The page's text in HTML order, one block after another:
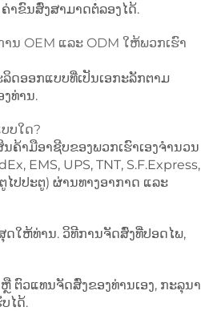
າຂົນສົ່ງສາມາດຕໍ່ລອງໄດ້.
ນ OEM ແລະ ODM ໃຫ້ພວກເຮົາ
ດອອກແບບທີ່ເປັນເອກະລັກຕາມ
ທ່ານ.
ບໃດ?
ຄ້າມືອາຊີບຂອງພວກເຮົາເອງຈຳນວນ
EMS, UPS, TNT, S.F.Express,
ໄປປະຕູ) ຜ່ານທາງອາກາດ ແລະ
ດໃຫ້ທ່ານ. ວິທີການຈັດສົ່ງທີ່ປອດໄພ,
ຕົວແທນຈັດສົ່ງຂອງທ່ານເອງ, ກະລຸນາ
ໄດ້.